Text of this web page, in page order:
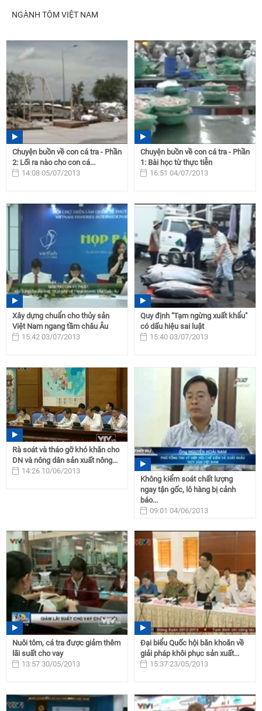
NGÀNH TÔM VIỆT NAM
Chuyện buồn về con cá tra - Phần
2: Lối ra nào cho con cá...
14:08 05/07/2013
Chuyện buồn về con cá tra - Phần
1: Bài học từ thực tiễn
16:51 04/07/2013
Xây dựng chuẩn cho thủy sản
Việt Nam ngang tầm châu Âu
15:42 03/07/2013
Quy định "Tạm ngừng xuất khẩu"
có dấu hiệu sai luật
15:40 03/07/2013
Rà soát và tháo gỡ khó khăn cho
DN và nông dân sản xuất nông...
14:26 10/06/2013
Không kiểm soát chất lượng
ngay tận gốc, lô hàng bị cảnh
báo...
09:01 04/06/2013
Nuôi tôm, cá tra được giảm thêm
lãi suất cho vay
13:57 30/05/2013
Đại biểu Quốc hội băn khoăn về
giải pháp khôi phục sản xuất...
15:37 23/05/2013